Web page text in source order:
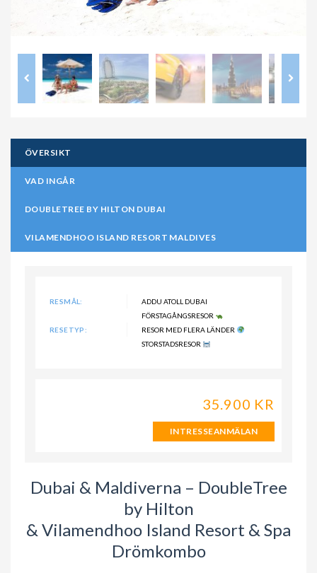
ÖVERSIKT
VAD INGÅR
DOUBLETREE BY HILTON DUBAI
VILAMENDHOO ISLAND RESORT MALDIVES
RESMÅL: ADDU ATOLL DUBAI
RESETYP:
FÖRSTAGÅNGSRESOR
RESOR MED FLERA LÄNDER
STORSTADSRESOR
35.900 KR
INTRESSEANMÄLAN
Dubai & Maldiverna – DoubleTree
by Hilton
& Vilamendhoo Island Resort & Spa
Drömkombo